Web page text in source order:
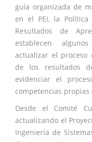
guía organizada de
en el PEI, la
Resultados de
establecen
actualizar el
de los resultados
evidenciar el
competencias
Desde el Comité
actualizando el
Ingeniería de